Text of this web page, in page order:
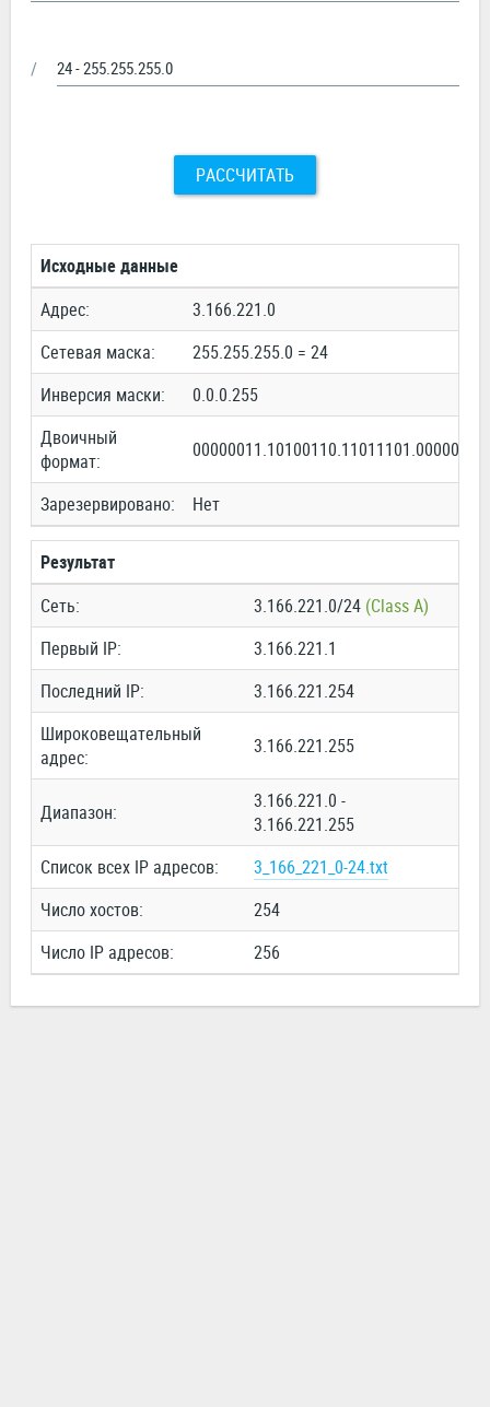
/
РАССЧИТАТЬ
Исходные данные
Адрес:
3.166.221.0
Сетевая маска:
255.255.255.0 = 24
Инверсия маски:
0.0.0.255
Двоичный
формат:
00000011.10100110.11011101.00000000
Зарезервировано: Нет
Результат
Сеть:
3.166.221.0/24 (Class A)
Первый IP:
3.166.221.1
Последний IP:
3.166.221.254
Широковещательный
адрес:
3.166.221.255
Диапазон:
3.166.221.0 -
3.166.221.255
Список всех IP адресов:
3_166_221_0-24.txt
Число хостов:
254
Число IP адресов:
256